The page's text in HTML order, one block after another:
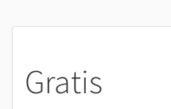
Gratis